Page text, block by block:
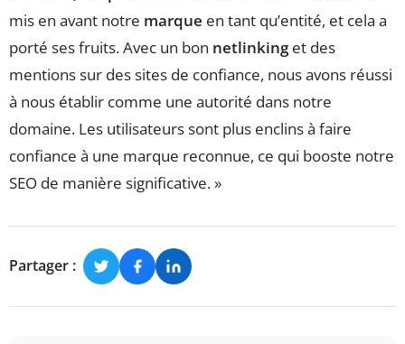
mis en avant notre marque en tant qu’entité, et cela a
porté ses fruits. Avec un bon netlinkinget des
mentions sur des sites de confiance, nous avons réussi
à nous établir comme une autorité dans notre
domaine. Les utilisateurs sont plus enclins à faire
confiance à une marque reconnue, ce qui booste notre
SEO de manière significative. »
Partager :